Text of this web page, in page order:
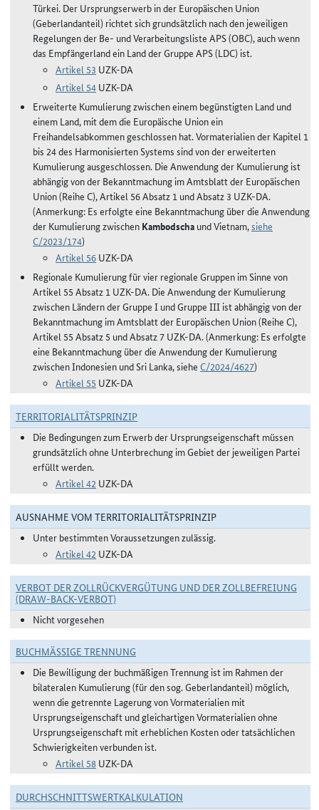
Türkei. Der Ursprungserwerb in der Europäischen Union
(Geberlandanteil) richtet sich grundsätzlich nach den jeweiligen
Regelungen der Be- und Verarbeitungsliste APS (OBC), auch wenn
das Empfängerland ein Land der Gruppe APS (LDC) ist.
Artikel 53 UZK-DA
Artikel 54 UZK-DA
Erweiterte Kumulierung zwischen einem begünstigten Land und
einem Land, mit dem die Europäische Union ein
Freihandelsabkommen geschlossen hat. Vormaterialien der Kapitel 1
bis 24 des Harmonisierten Systems sind von der erweiterten
Kumulierung ausgeschlossen. Die Anwendung der Kumulierung ist
abhängig von der Bekanntmachung im Amtsblatt der Europäischen
Union (Reihe C), Artikel 56 Absatz 1 und Absatz 3 UZK-DA.
(Anmerkung: Es erfolgte eine Bekanntmachung über die Anwendung
der Kumulierung zwischen Kambodscha und Vietnam,siehe
C/2023/174)
Artikel 56 UZK-DA
Regionale Kumulierung für vier regionale Gruppen im Sinne von
Artikel 55 Absatz 1 UZK-DA. Die Anwendung der Kumulierung
zwischen Ländern der Gruppe I und Gruppe III ist abhängig von der
Bekanntmachung im Amtsblatt der Europäischen Union (Reihe C),
Artikel 55 Absatz 5 und Absatz 7 UZK-DA. (Anmerkung: Es erfolgte
eine Bekanntmachung über die Anwendung der Kumulierung
zwischen Indonesien und Sri Lanka, siehe C/2024/4627)
Artikel 55 UZK-DA
TERRITORIALITÄTSPRINZIP
Die Bedingungen zum Erwerb der Ursprungseigenschaft müssen
grundsätzlich ohne Unterbrechung im Gebiet der jeweiligen Partei
erfüllt werden.
Artikel 42 UZK-DA
AUSNAHME VOM TERRITORIALITÄTSPRINZIP
Unter bestimmten Voraussetzungen zulässig.
Artikel 42 UZK-DA
VERBOT DER ZOLLRÜCKVERGÜTUNG UND DER ZOLLBEFREIUNG
(DRAW-BACK-VERBOT)
Nicht vorgesehen
BUCHMÄSSIGE TRENNUNG
Die Bewilligung der buchmäßigen Trennung ist im Rahmen der
bilateralen Kumulierung (für den sog. Geberlandanteil) möglich,
wenn die getrennte Lagerung von Vormaterialien mit
Ursprungseigenschaft und gleichartigen Vormaterialien ohne
Ursprungseigenschaft mit erheblichen Kosten oder tatsächlichen
Schwierigkeiten verbunden ist.
Artikel 58 UZK-DA
DURCHSCHNITTSWERTKALKULATION